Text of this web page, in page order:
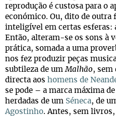
reprodução é custosa para o
económico. Ou, dito de
inteligível em certas esferas:
Então, alteram-se os sons à
prática, somada a uma
nos fez produzir peças
subtileza de umMalhão, sem
directa aos homens de
se pode – a marca máxima
herdadas de um Séneca, de
Agostinho. Antes, sem